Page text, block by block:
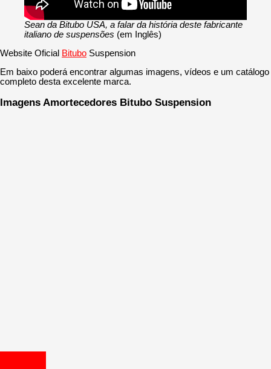
Sean da Bitubo USA, a falar da história deste fabricante
italiano de suspensões (em Inglês)
Website Oficial Bitubo Suspension
Em baixo poderá encontrar algumas imagens, vídeos e um catálogo
completo desta excelente marca.
Imagens Amortecedores Bitubo Suspension